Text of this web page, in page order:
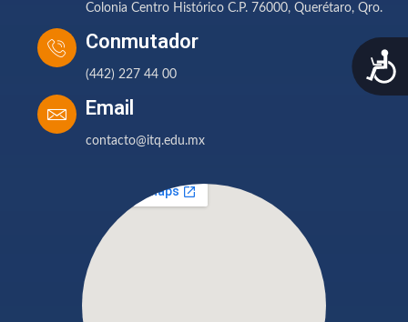
Colonia Centro Histórico C.P. 76000, Querétaro, Qro.
Conmutador
(442) 227 44 00
Email
contacto@itq.edu.mx